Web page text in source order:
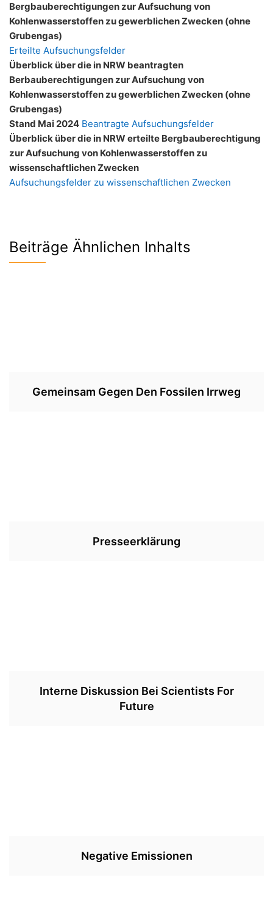
Bergbauberechtigungen zur Aufsuchung von
Kohlenwasserstoffen zu gewerblichen Zwecken (ohne
Grubengas)
Erteilte Aufsuchungsfelder
Überblick über die in NRW beantragten
Berbauberechtigungen zur Aufsuchung von
Kohlenwasserstoffen zu gewerblichen Zwecken (ohne
Grubengas)
Stand Mai 2024 Beantragte Aufsuchungsfelder
Überblick über die in NRW erteilte Bergbauberechtigung
zur Aufsuchung von Kohlenwasserstoffen zu
wissenschaftlichen Zwecken
Aufsuchungsfelder zu wissenschaftlichen Zwecken
Beiträge Ähnlichen Inhalts
Gemeinsam Gegen Den Fossilen Irrweg
Presseerklärung
Interne Diskussion Bei Scientists For
Future
Negative Emissionen